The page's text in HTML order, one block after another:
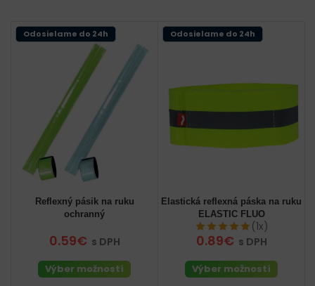
Odosielame do 24h
Reflexný pásik na ruku
ochranný
0.59€ s DPH
Výber možností
Odosielame do 24h
Elastická reflexná páska na ruku
ELASTIC FLUO
(1x)
0.89€ s DPH
Výber možností